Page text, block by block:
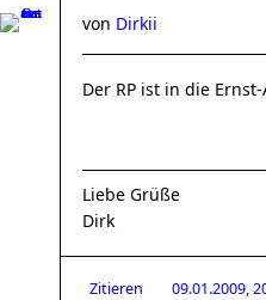
von Dirkii
Der RP ist in die
Liebe Grüße
Dirk
Zitieren 09.01.2009,